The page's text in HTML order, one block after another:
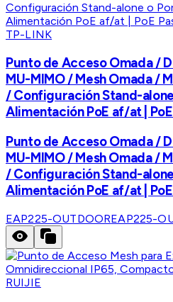
TP-LINK
Punto de Acceso Omada /
MU-MIMO / Mesh Omada /
/ Configuración Stand-
Alimentación PoE af/at |
Punto de Acceso Omada /
MU-MIMO / Mesh Omada /
/ Configuración Stand-
Alimentación PoE af/at |
EAP225-OUTDOOREAP225-
RUIJIE